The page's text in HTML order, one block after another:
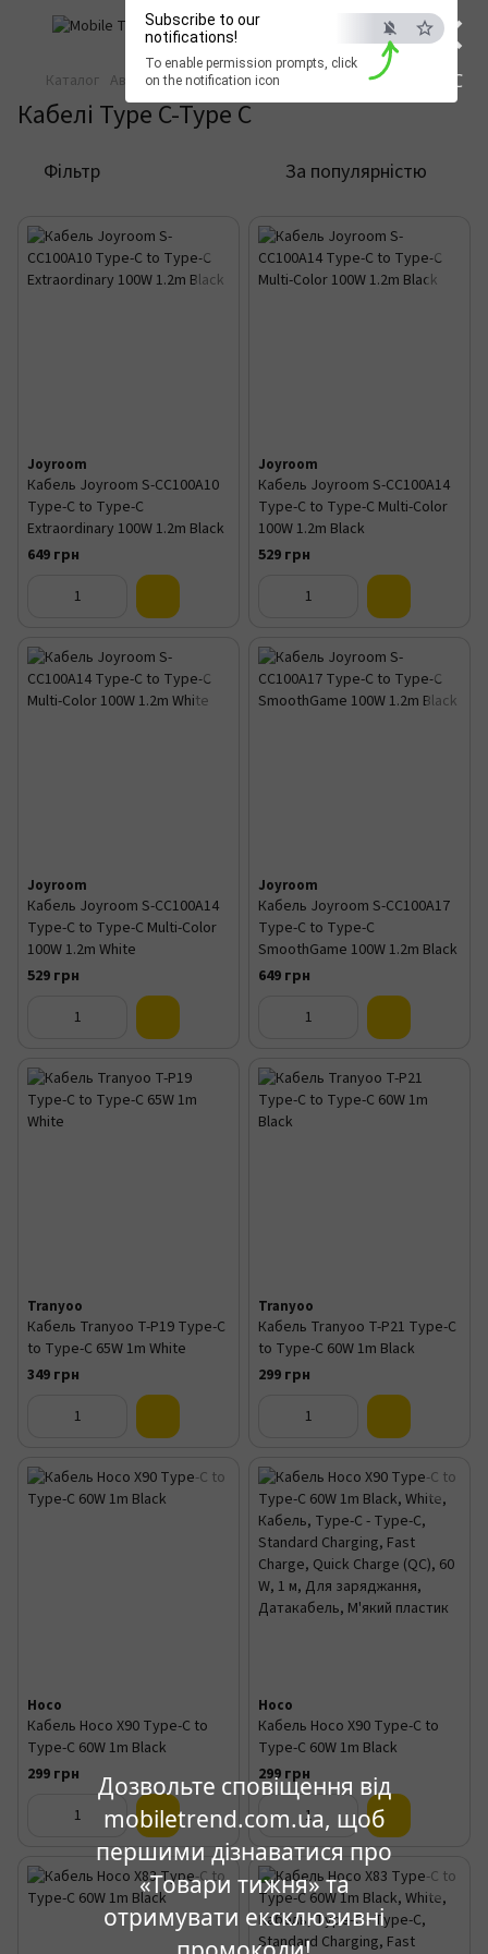
×
ESC
Дозвольте сповіщення від
mobiletrend.com.ua, щоб
першими дізнаватися про
«Товари тижня» та
отримувати ексклюзивні
Subscribe to our
notifications!
To enable permission prompts, click
on the notification icon
Каталог Автотовари Кабелі в авто Кабелі Type C-Type C
Кабелі Type C-Type C
Фільтр За популярністю
Joyroom
Кабель Joyroom S-CC100A10
Type-C to Type-C
Extraordinary 100W 1.2m Black
649 грн
Joyroom
Кабель Joyroom S-CC100A14
Type-C to Type-C Multi-Color
100W 1.2m Black
529 грн
Joyroom
Кабель Joyroom S-CC100A14
Type-C to Type-C Multi-Color
100W 1.2m White
529 грн
Joyroom
Кабель Joyroom S-CC100A17
Type-C to Type-C
SmoothGame 100W 1.2m Black
649 грн
Tranyoo
Кабель Tranyoo T-P19 Type-C
to Type-C 65W 1m White
349 грн
Tranyoo
Кабель Tranyoo T-P21 Type-C
to Type-C 60W 1m Black
299 грн
Hoco
Кабель Hoco X90 Type-C to
Type-C 60W 1m Black
299 грн
Hoco
Кабель Hoco X90 Type-C to
Type-C 60W 1m Black
299 грн